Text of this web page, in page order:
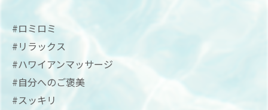
#ロミロミ
#リラックス
#ハワイアンマッサージ
#自分へのご褒美
#スッキリ